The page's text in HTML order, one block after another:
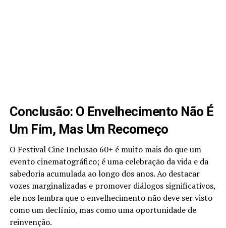
Conclusão: O Envelhecimento Não É
Um Fim, Mas Um Recomeço
O Festival Cine Inclusão 60+ é muito mais do que um
evento cinematográfico; é uma celebração da vida e da
sabedoria acumulada ao longo dos anos. Ao destacar
vozes marginalizadas e promover diálogos significativos,
ele nos lembra que o envelhecimento não deve ser visto
como um declínio, mas como uma oportunidade de
reinvenção.